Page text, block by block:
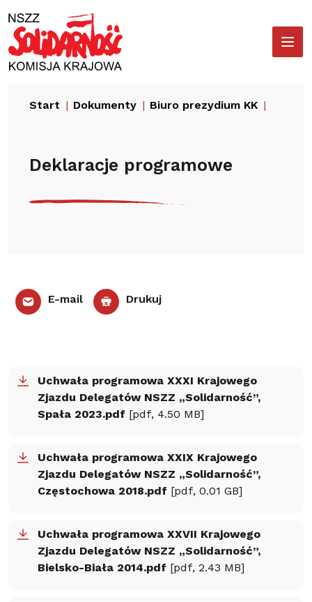
do
treści
Start Dokumenty Biuro prezydium KK
Deklaracje programowe
E-mail Drukuj
Uchwała programowa XXXI Krajowego
Zjazdu Delegatów NSZZ „Solidarność”,
Spała 2023.pdf [pdf, 4.50 MB]
Uchwała programowa XXIX Krajowego
Zjazdu Delegatów NSZZ „Solidarność”,
Częstochowa 2018.pdf [pdf, 0.01 GB]
Uchwała programowa XXVII Krajowego
Zjazdu Delegatów NSZZ „Solidarność”,
Bielsko-Biała 2014.pdf [pdf, 2.43 MB]